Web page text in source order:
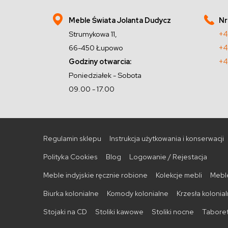
Meble Świata Jolanta Dudycz
Strumykowa 11,
66-450 Łupowo
Godziny otwarcia:
Poniedziałek - Sobota
09.00 - 17.00
Regulamin sklepu Instrukcja użytkowania i konserwacji
Polityka Cookies
Blog
Logowanie / Rejestacja
Meble indyjskie ręcznie robione
Kolekcje mebli
Biurka kolonialne
Komody kolonialne Krzesła
Stojaki na CD
Stoliki kawowe Stoliki nocne